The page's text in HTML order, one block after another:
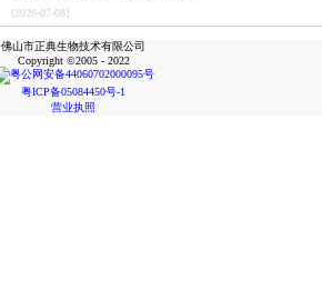
领域优秀共产党员、优秀党务工作者和
先进基层党组织，中共佛山市正典生物
技术有限公司支部委员会被评为佛山市
新兴领域先进基层党组织。
[2026-07-08]
佛山市正典生物技术有限公司
Copyright ©2005 - 2022
粤公网安备44060702000095号
粤ICP备05084450号-1
营业执照